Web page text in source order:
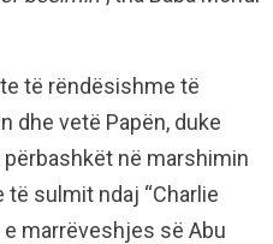
të rëndësishme të
dhe vetë Papën, duke
në marshimin
sulmit ndaj “Charlie
marrëveshjes së Abu